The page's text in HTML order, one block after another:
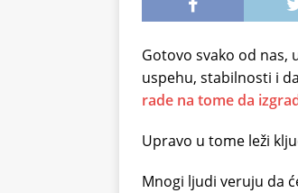
Gotovo svako od nas,
uspehu, stabilnosti i
rade na tome da
Upravo u tome leži
Mnogi ljudi veruju da